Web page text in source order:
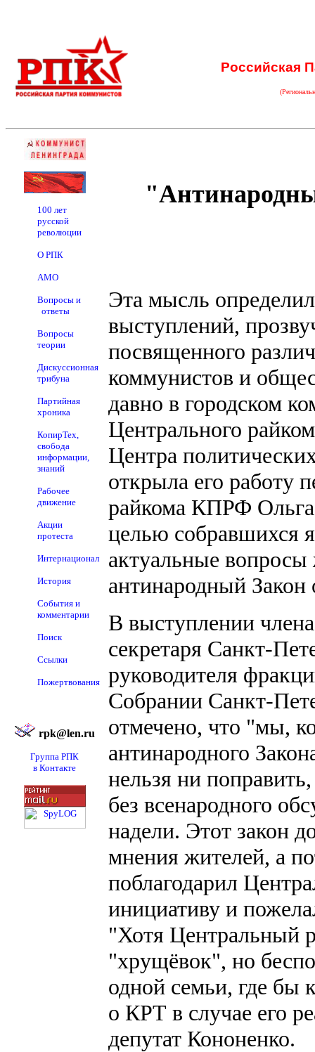
Российская
100 лет
русской
революции
О РПК
АМО
Вопросы и
ответы
Вопросы
теории
Дискуссионная
трибуна
Партийная
хроника
КопирТех,
свобода
информации,
знаний
Рабочее
движение
Акции
протеста
Интернационал
История
События и
комментарии
Поиск
Ссылки
Пожертвования
rpk@len.ru
Группа РПК
в Контакте
Эта мысль
выступлений,
посвященного
коммунистов и
давно в городском
Центрального
Центра
открыла его работу
райкома КПРФ Ольга
целью собравшихся
актуальные
антинародный
В выступлении
секретаря Санкт-
руководителя
Собрании Санкт-
отмечено, что "мы,
антинародного
нельзя ни
без всенародного
надели. Этот закон
мнения жителей, а
поблагодарил
инициативу и
"Хотя Центральный
"хрущёвок", но
одной семьи, где бы
о КРТ в случае его
депутат Кононенко.